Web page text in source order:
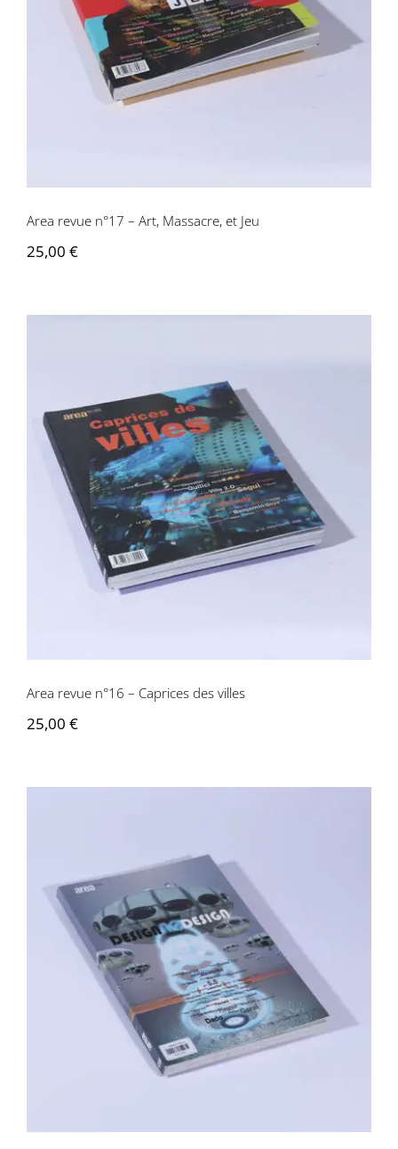
Area revue n°17 – Art, Massacre, et Jeu
Area revue n°17 – Art, Massacre, et Jeu
25,00 €
Area revue n°16 – Caprices des villes
Area revue n°16 – Caprices des villes
25,00 €
Area revue n°15 – Design, no design